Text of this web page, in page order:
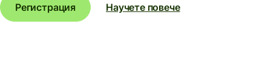
Регистрация
Научете повече